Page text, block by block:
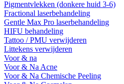
Pigmentvlekken (donkere huid 3-6)
Fractional laserbehandeling
Gentle Max Pro laserbehandeling
HIFU behandeling
Tattoo / PMU verwijderen
Littekens verwijderen
Voor & na
Voor & Na Acne
Voor & Na Chemische Peeling